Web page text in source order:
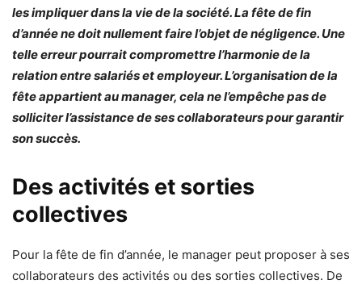
les impliquer dans la vie de la société. La fête de fin
d’année ne doit nullement faire l’objet de négligence. Une
telle erreur pourrait compromettre l’harmonie de la
relation entre salariés et employeur. L’organisation de la
fête appartient au manager, cela ne l’empêche pas de
solliciter l’assistance de ses collaborateurs pour garantir
son succès.
Des activités et sorties
collectives
Pour la fête de fin d’année, le manager peut proposer à ses
collaborateurs des activités ou des sorties collectives. De